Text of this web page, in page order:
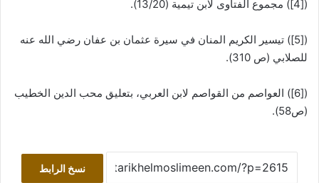
([4]) مجموع الفتاوى لابن تيمية (13/20).
([5]) تيسير الكريم المنان في سيرة عثمان بن عفان رضي الله عنه
للصلابي (ص 310).
([6]) العواصم من القواصم لابن العربي، بتعليق محب الدين الخطيب
(ص58).
نسخ الرابط